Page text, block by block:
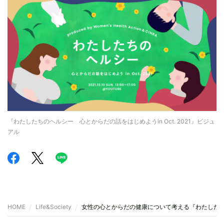
『わたしたちのヘルシー 心とからだの話をはじめようin Oct. 2021』ビジュ
アル
HOME Life&Society 女性の心とからだの健康について考える『わたした